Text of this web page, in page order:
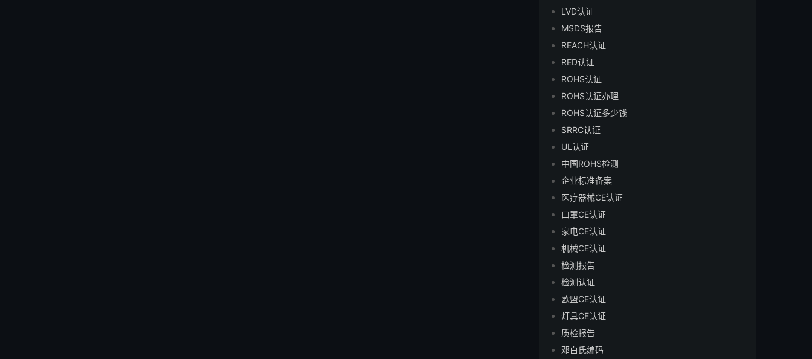
LVD认证
MSDS报告
REACH认证
RED认证
ROHS认证
ROHS认证办理
ROHS认证多少钱
SRRC认证
UL认证
中国ROHS检测
企业标准备案
医疗器械CE认证
口罩CE认证
家电CE认证
机械CE认证
检测报告
检测认证
欧盟CE认证
灯具CE认证
质检报告
邓白氏编码